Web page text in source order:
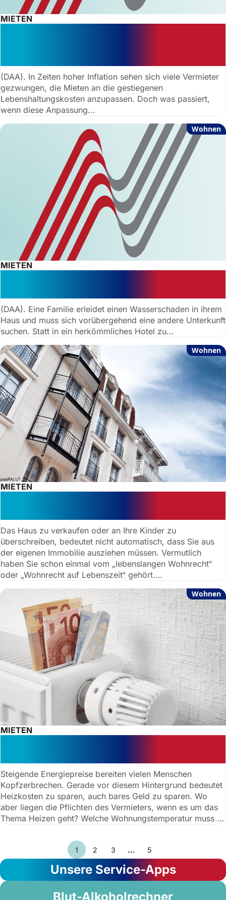
MIETEN
(DAA). In Zeiten hoher Inflation sehen sich viele Vermieter
gezwungen, die Mieten an die gestiegenen
Lebenshaltungskosten anzupassen. Doch was passiert,
wenn diese Anpassung...
Wohnen
MIETEN
(DAA). Eine Familie erleidet einen Wasserschaden in ihrem
Haus und muss sich vorübergehend eine andere Unterkunft
suchen. Statt in ein herkömmliches Hotel zu...
Wohnen
MIETEN
Das Haus zu verkaufen oder an Ihre Kinder zu
überschreiben, bedeutet nicht automatisch, dass Sie aus
der eigenen Immobilie ausziehen müssen. Vermutlich
haben Sie schon einmal vom „lebenslangen Wohnrecht“
oder „Wohnrecht auf Lebenszeit“ gehört.
anwaltauskunft.de verrät, was sich hinter dem Begriff
verbirgt und worauf Sie achten müssen.
Wohnen
MIETEN
Steigende Energiepreise bereiten vielen Menschen
Kopfzerbrechen. Gerade vor diesem Hintergrund bedeutet
Heizkosten zu sparen, auch bares Geld zu sparen. Wo
aber liegen die Pflichten des Vermieters, wenn es um das
Thema Heizen geht? Welche Wohnungstemperatur muss er
anwaltauskunft.de verrät Ihnen, was es zu wissen gibt.
1 2 3 … 5
Unsere Service-Apps
Blut-Alkoholrechner